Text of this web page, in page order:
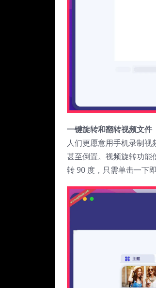
一键旋转和翻转视频文件
人们更愿意用手机录制
甚至倒置。视频旋转功能
转 90 度，只需单击一下